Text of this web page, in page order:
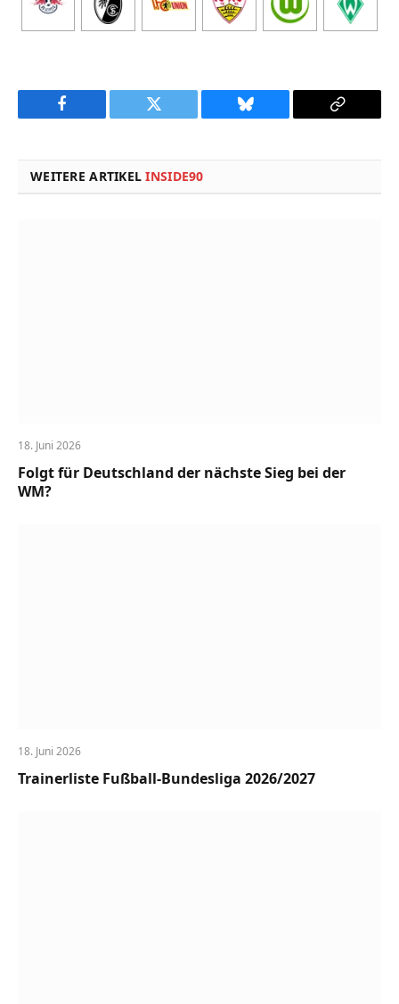
Facebook Twitter Bluesky
Copy
WEITERE ARTIKELINSIDE90
18. Juni 2026
Folgt für Deutschland der nächste Sieg bei der
WM?
18. Juni 2026
Trainerliste Fußball-Bundesliga 2026/2027